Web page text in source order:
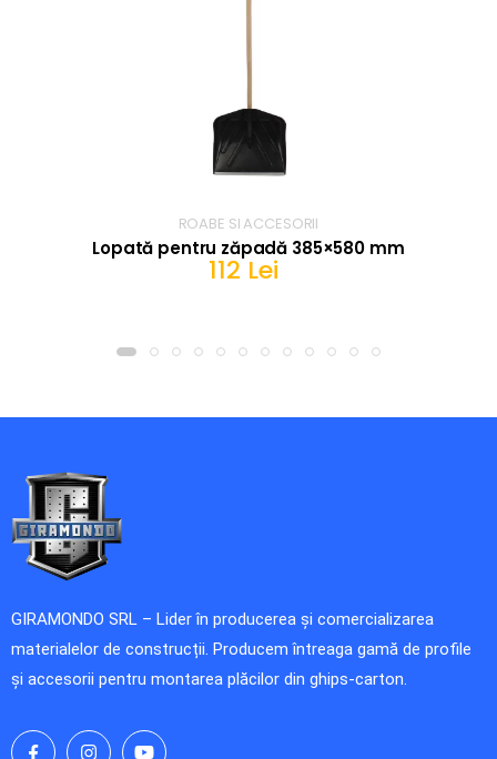
ROABE SI ACCESORII
Lopată pentru zăpadă 385×580 mm
112 Lei
GIRAMONDO SRL – Lider în producerea și comercializarea
materialelor de construcții. Producem întreaga gamă de profile
și accesorii pentru montarea plăcilor din ghips-carton.